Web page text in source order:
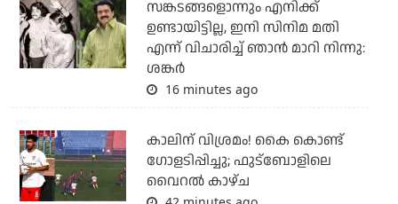
സങ്കടങ്ങളൊന്നും എനിക്ക്
ഉണ്ടായിട്ടില്ല, ഇനി സിനിമ മതി
എന്ന് വിചാരിച്ച് ഞാന്‍ മാറി നിന്നു:
ശങ്കര്‍
16 minutes ago
കാലിന് വിശ്രമം! കൈ കൊണ്ട്
ഗോളടിപ്പിച്ചു; ഫുട്‌ബോളിലെ
വൈറല്‍ കാഴ്ച